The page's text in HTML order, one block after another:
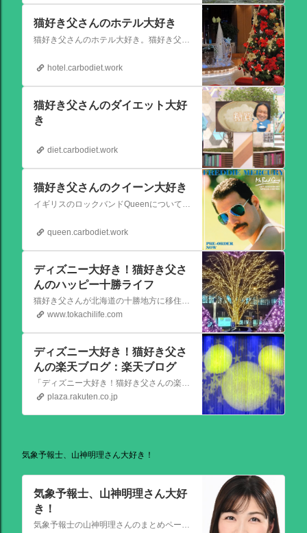
猫好き父さんのホテル大好き
猫好き父さんのホテル大好き。猫好き父さんが宿泊したホテルの情報を徒然なるままに書いていきます。
hotel.carbodiet.work
猫好き父さんのダイエット大好
き
diet.carbodiet.work
猫好き父さんのクイーン大好き
イギリスのロックバンドQueenについての情報をアップします。
queen.carbodiet.work
ディズニー大好き！猫好き父さ
んのハッピー十勝ライフ
猫好き父さんが北海道の十勝地方に移住しました。なれない北海道の暮らしについてお伝えします。
www.tokachilife.com
ディズニー大好き！猫好き父さ
んの楽天ブログ：楽天ブログ
「ディズニー大好き！猫好き父さんの楽天ブログ」にようこそ！ いろんなブログサービスが廃止になるなか満を持して楽天ブログをはじめようと思います。 よろしくお願いいたします。
plaza.rakuten.co.jp
気象予報士、山神明理さん大好き！
気象予報士、山神明理さん大好
き！
気象予報士の山神明理さんのまとめページを作成しました。情報があればこれからも更新します。 #山上明理 さんではありません、#山神明理 さんです。 #山神さんロス #気象予報士 #防災士 #山上あかり #DayDay